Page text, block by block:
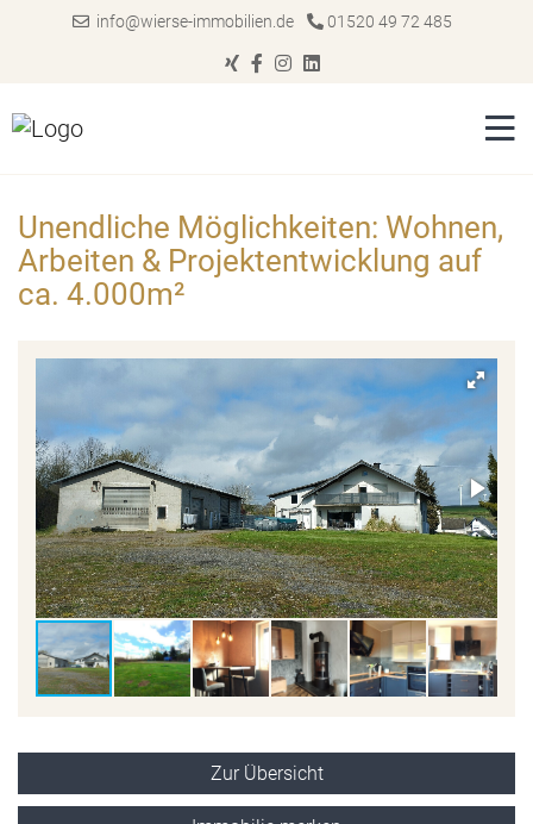
info@wierse-immobilien.de 01520 49 72 485
Unendliche Möglichkeiten: Wohnen,
Arbeiten & Projektentwicklung auf
ca. 4.000m²
Zur Übersicht